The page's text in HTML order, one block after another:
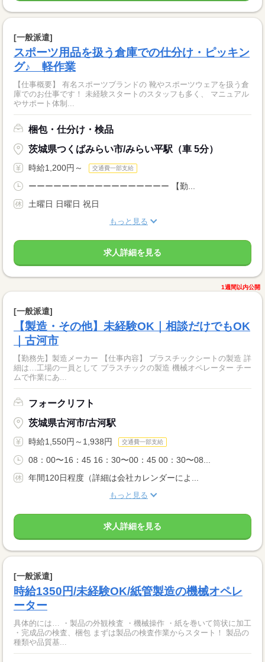
[一般派遣]
スポーツ用品を扱う倉庫での仕分け・ピッキン
グ♪ 軽作業
【仕事概要】 有名スポーツブランドの 靴やスポーツウェアを扱う倉
庫でのお仕事です！ 未経験スタートのスタッフも多く、 マニュアル
やサポート体制...
梱包・仕分け・検品
茨城県つくばみらい市/みらい平駅（車 5分）
時給1,200円～ 交通費一部支給
ーーーーーーーーーーーーーーーーー 【勤...
土曜日 日曜日 祝日
もっと見る
求人詳細を見る
1週間以内公開
[一般派遣]
【製造・その他】未経験OK｜相談だけでもOK
｜古河市
【勤務先】製造メーカー 【仕事内容】 プラスチックシートの製造 詳
細は…工場の一員として プラスチックの製造 機械オペレーター チー
ムで作業にあ...
フォークリフト
茨城県古河市/古河駅
時給1,550円～1,938円 交通費一部支給
08：00〜16：45 16：30〜00：45 00：30〜08...
年間120日程度（詳細は会社カレンダーによ...
もっと見る
求人詳細を見る
[一般派遣]
時給1350円/未経験OK/紙管製造の機械オペレ
ーター
具体的には… ・製品の外観検査 ・機械操作 ・紙を巻いて筒状に加工
・完成品の検査、梱包 まずは製品の検査作業からスタート！ 製品の
種類や品質基...